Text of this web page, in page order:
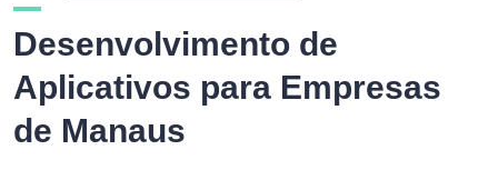
Desenvolvimento de
Aplicativos para Empresas
de Manaus